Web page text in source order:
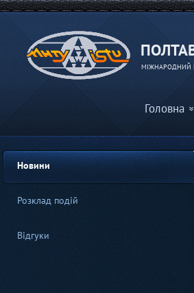
МІЖНАРОДНИЙ
Головна
Новини
Розклад подій
Відгуки